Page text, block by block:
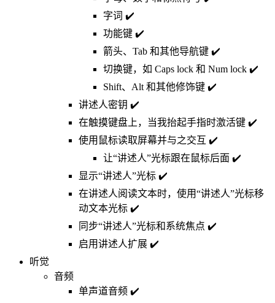
字词 ✔️
功能键 ✔️
箭头、Tab 和其他导航键 ✔️
切换键，如 Caps lock 和 Num lock ✔️
Shift、Alt 和其他修饰键 ✔️
讲述人密钥 ✔️
在触摸键盘上，当我抬起手指时激活键 ✔️
使用鼠标读取屏幕并与之交互 ✔️
让“讲述人”光标跟在鼠标后面 ✔️
显示“讲述人”光标 ✔️
在讲述人阅读文本时，使用“讲述人”光标移
动文本光标 ✔️
同步“讲述人”光标和系统焦点 ✔️
启用讲述人扩展 ✔️
听觉
音频
单声道音频 ✔️